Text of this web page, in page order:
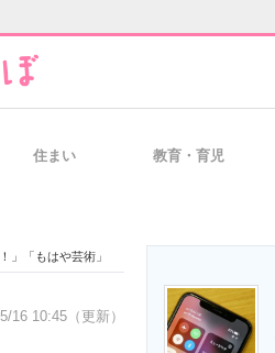
経営リーダーのコミュニティ
住まい 教育・育児
「もはや芸術」
16 10:45（更新）